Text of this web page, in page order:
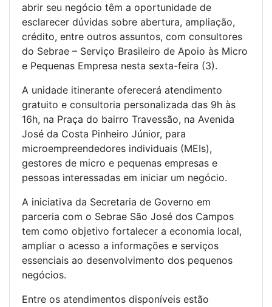
abrir seu negócio têm a oportunidade de
esclarecer dúvidas sobre abertura, ampliação,
crédito, entre outros assuntos, com consultores
do Sebrae – Serviço Brasileiro de Apoio às Micro
e Pequenas Empresa nesta sexta-feira (3).
A unidade itinerante oferecerá atendimento
gratuito e consultoria personalizada das 9h às
16h, na Praça do bairro Travessão, na Avenida
José da Costa Pinheiro Júnior, para
microempreendedores individuais (MEIs),
gestores de micro e pequenas empresas e
pessoas interessadas em iniciar um negócio.
A iniciativa da Secretaria de Governo em
parceria com o Sebrae São José dos Campos
tem como objetivo fortalecer a economia local,
ampliar o acesso a informações e serviços
essenciais ao desenvolvimento dos pequenos
negócios.
Entre os atendimentos disponíveis estão